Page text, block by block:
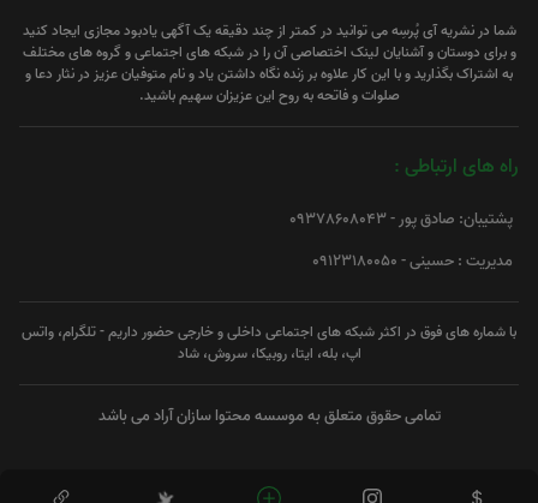
شما در نشریه آی پُرسِه می توانید در کمتر از چند دقیقه یک آگهی یادبود مجازی ایجاد کنید
و برای دوستان و آشنایان لینک اختصاصی آن را در شبکه های اجتماعی و گروه های مختلف
به اشتراک بگذارید و با این کار علاوه بر زنده نگاه داشتن یاد و نام متوفیان عزیز در نثار دعا و
صلوات و فاتحه به روح این عزیزان سهیم باشید.
راه های ارتباطی :
پشتیبان: صادق پور - 09378608043
مدیریت : حسینی - 09123180050
با شماره های فوق در اکثر شبکه های اجتماعی داخلی و خارجی حضور داریم - تلگرام، واتس
اپ، بله، ایتا، روبیکا، سروش، شاد
تمامی حقوق متعلق به موسسه محتوا سازان آراد می باشد